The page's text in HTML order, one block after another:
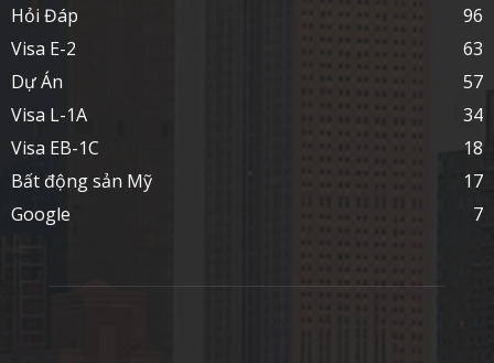
Hỏi Đáp
96
Visa E-2
63
Dự Án
57
Visa L-1A
34
Visa EB-1C
18
Bất động sản Mỹ
17
Google
7